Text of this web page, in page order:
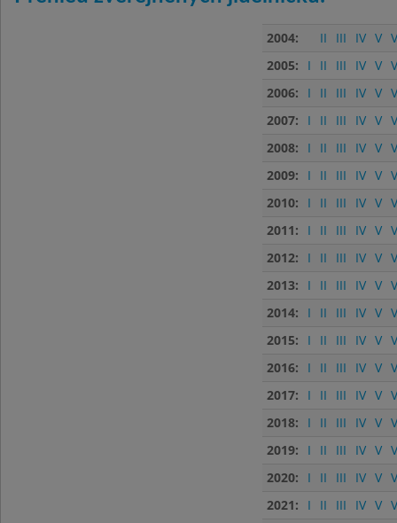
2004: II III IV V
2005:
I II III IV V
2006:
I II III IV V
2007:
I II III IV V
2008:
I II III IV V
2009:
I II III IV V
2010:
I II III IV V
2011:
I II III IV V
2012:
I II III IV V
2013:
I II III IV V
2014:
I II III IV V
2015:
I II III IV V
2016:
I II III IV V
2017:
I II III IV V
2018:
I II III IV V
2019:
I II III IV V
2020:
I II III IV V
2021:
I II III IV V